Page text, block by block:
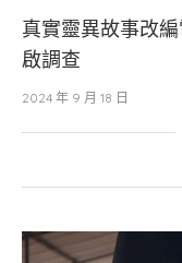
真實靈異故事改
啟調查
2024 年 9 月 18 日